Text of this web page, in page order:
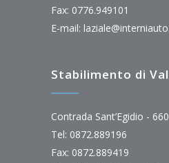
Fax: 0776.949101
E-mail:
Stabilimento di
Contrada Sant’Egidio -
Tel: 0872.889196
Fax: 0872.889419